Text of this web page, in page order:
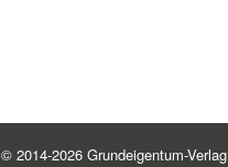
© 2014-2026 Grundeigentum-